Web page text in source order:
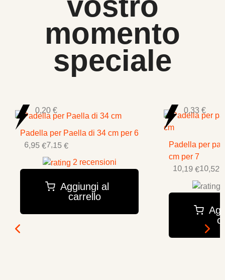
momento
speciale
0,20 €
Padella per Paella di 34 cm per 6
6,95 €7,15 €
2 recensioni
Aggiungi al
carrello
0,33 €
Padella per
cm per 7
10,19 €10,52